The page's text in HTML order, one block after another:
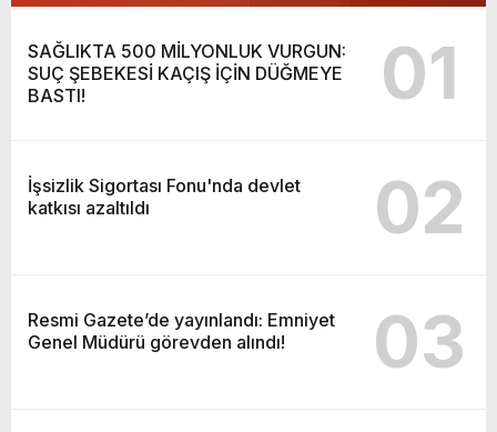
SAĞLIKTA 500 MİLYONLUK VURGUN:
SUÇ ŞEBEKESİ KAÇIŞ İÇİN DÜĞMEYE
BASTI!
01
İşsizlik Sigortası Fonu'nda devlet
katkısı azaltıldı
02
Resmi Gazete’de yayınlandı: Emniyet
Genel Müdürü görevden alındı!
03